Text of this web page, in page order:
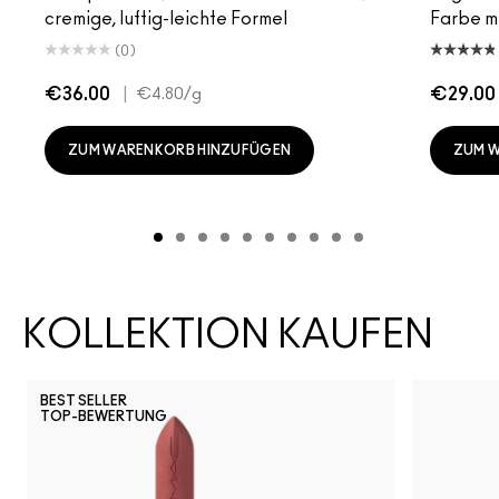
cremige, luftig-leichte Formel
(0)
€36.00 €4.80/g
ZUM WARENKORB HINZUFÜGEN
Farbe
€29.00
ZUM
KOLLEKTION KAUFEN
BEST SELLER
TOP-BEWERTUNG